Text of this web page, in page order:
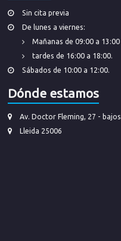
Sin cita previa
De lunes a viernes:
Mañanas de 09:00 a 13:00
tardes de 16:00 a 18:00.
Sábados de 10:00 a 12:00.
Dónde estamos
Av. Doctor Fleming, 27 - bajos
Lleida 25006